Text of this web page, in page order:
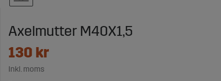
Axelmutter M40X1,5
130 kr
Inkl. moms